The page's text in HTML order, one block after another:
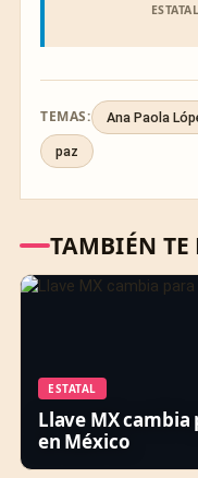
ESTATAL
TEMAS: Ana Paola
paz
TAMBIÉN TE
ESTATAL
Llave MX
en México